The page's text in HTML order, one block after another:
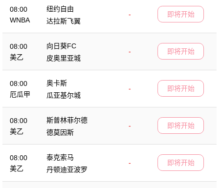
08:00
WNBA
纽约自由
-
达拉斯飞翼
即将开始
08:00
美乙
向日葵FC
-
皮奥里亚城
即将开始
08:00
厄瓜甲
奥卡斯
-
瓜亚基尔城
即将开始
08:00
美乙
斯普林菲尔德
-
德莫因斯
即将开始
08:00
美乙
泰克索马
-
丹顿迪亚波罗
即将开始